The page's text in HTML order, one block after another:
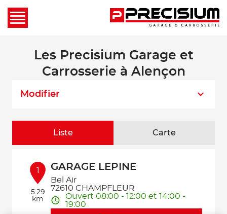
Les Precisium Garage et
Carrosserie à Alençon
Modifier
Liste Carte
1
5.29
km
GARAGE LEPINE
Bel Air
72610 CHAMPFLEUR
Ouvert 08:00 - 12:00 et 14:00 -
19:00